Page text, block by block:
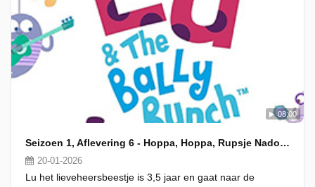
08:00
Seizoen 1, Aflevering 6 - Hoppa, Hoppa, Rupsje Nadoen
20-01-2026
Lu het lieveheersbeestje is 3,5 jaar en gaat naar de